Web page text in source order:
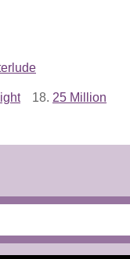
18. 25 Million